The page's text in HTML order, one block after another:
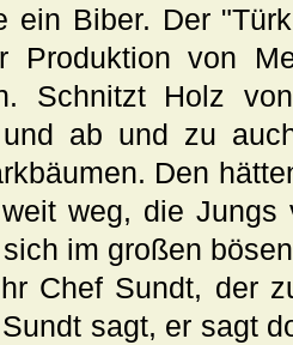
ein Biber. Der
Produktion von
Schnitzt Holz
und ab und zu
Den
weg, die Jungs
im großen
Chef Sundt, der
sagt, er sagt